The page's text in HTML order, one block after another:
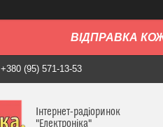
ВІДПРАВКА
+380 (95) 571-13-53
Інтернет-радіоринок
"Електроніка"